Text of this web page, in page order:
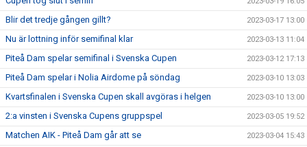
Blir det tredje gången gillt? 2023-03-17 13:00
Nu är lottning inför semifinal klar 2023-03-13 11:04
Piteå Dam spelar semifinal i Svenska Cupen 2023-03-12 17:13
Piteå Dam spelar i Nolia Airdome på söndag 2023-03-10 13:03
Kvartsfinalen i Svenska Cupen skall avgöras i helgen 2023-03-10 13:00
2:a vinsten i Svenska Cupens gruppspel 2023-03-05 19:52
Matchen AIK - Piteå Dam går att se 2023-03-04 15:43